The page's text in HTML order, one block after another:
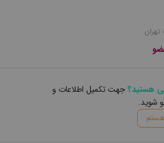
تهران
هستید؟جهت تکمیل اطلاعات و
شوید.